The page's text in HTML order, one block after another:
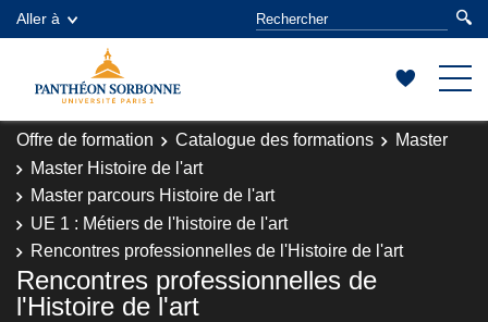
Aller à
Offre de formation Catalogue des formations
Master
Master Histoire de l'art
Master parcours Histoire de l'art
UE 1 : Métiers de l'histoire de l'art
Rencontres professionnelles de l'Histoire de l'art
Rencontres professionnelles de
l'Histoire de l'art